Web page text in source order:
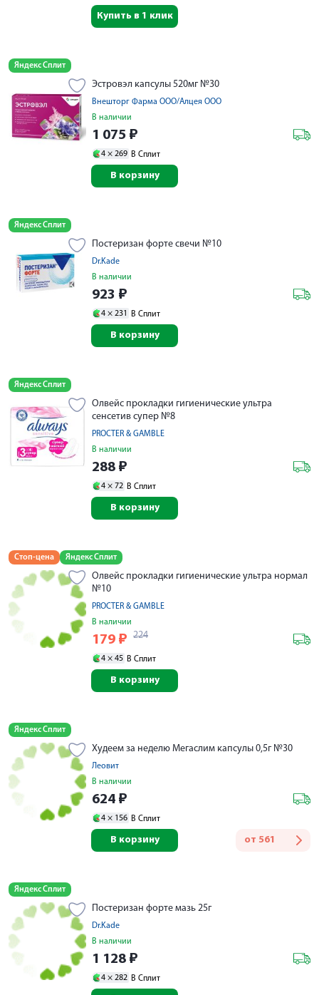
Купить в 1 клик
Яндекс Сплит
Эстровэл капсулы 520мг №30
Внешторг Фарма ООО/Алцея ООО
В наличии
1 075 ₽
4 × 269 В Сплит
В корзину
Яндекс Сплит
Постеризан форте свечи №10
Dr.Kade
В наличии
923 ₽
4 × 231 В Сплит
В корзину
Яндекс Сплит
Олвейс прокладки гигиенические ультра
сенсетив супер №8
PROCTER & GAMBLE
В наличии
288 ₽
4 × 72 В Сплит
В корзину
Стоп-цена Яндекс Сплит
Олвейс прокладки гигиенические ультра нормал
№10
PROCTER & GAMBLE
В наличии
179 ₽ 224
4 × 45 В Сплит
В корзину
Яндекс Сплит
Худеем за неделю Мегаслим капсулы 0,5г №30
Леовит
В наличии
624 ₽
4 × 156 В Сплит
от 561
В корзину
Яндекс Сплит
Постеризан форте мазь 25г
Dr.Kade
В наличии
1 128 ₽
4 × 282 В Сплит